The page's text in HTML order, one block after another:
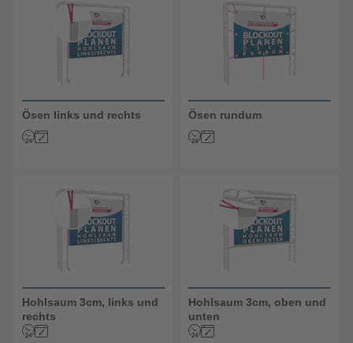
Ösen links und rechts Ösen rundum
Hohlsaum 3cm, links und
rechts
Hohlsaum 3cm, oben und
unten